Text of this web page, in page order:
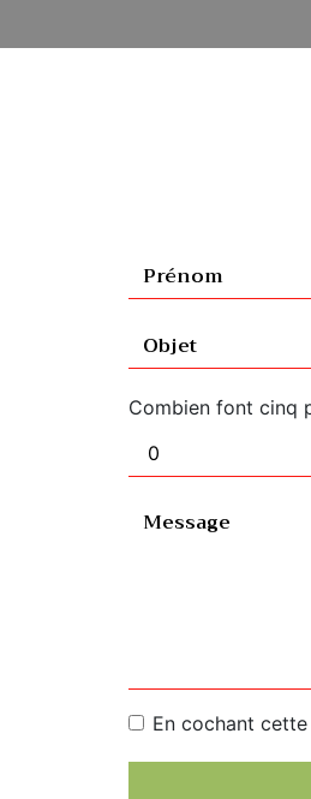
Combien font cinq
En cochant